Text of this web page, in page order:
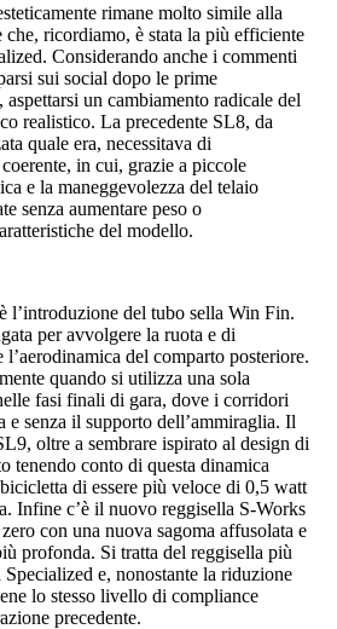
rimane molto simile alla
che, ricordiamo, è stata la più efficiente
Considerando anche i commenti
sui social dopo le prime
un cambiamento radicale del
realistico. La precedente SL8, da
quale era, necessitava di
in cui, grazie a piccole
e la maneggevolezza del telaio
senza aumentare peso o
del modello.
l’introduzione del tubo sella Win Fin.
per avvolgere la ruota e di
del comparto posteriore.
quando si utilizza una sola
fasi finali di gara, dove i corridori
e senza il supporto dell’ammiraglia. Il
oltre a sembrare ispirato al design di
tenendo conto di questa dinamica
di essere più veloce di 0,5 watt
Infine c’è il nuovo reggisella S-Works
con una nuova sagoma affusolata e
profonda. Si tratta del reggisella più
e, nonostante la riduzione
lo stesso livello di compliance
precedente.